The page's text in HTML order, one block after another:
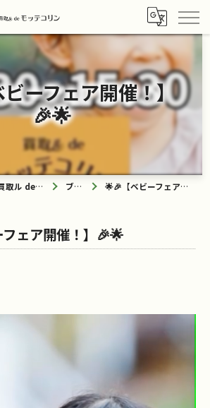
ーフェア開催！】
🎉🌟
愛知の空き家なら買取ル de モッテコリン ブログ 🌟🎉【ベビーフェア開催！】🎉🌟
ェア開催！】🎉🌟